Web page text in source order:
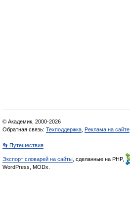
© Академик, 2000-2026
Обратная связь: Техподдержка Реклама на сайте
👣 Путешествия
Экспорт словарей на сайты , сделанные на PHP,
WordPress, MODx.